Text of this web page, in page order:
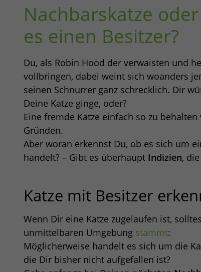
Nachbarskatze
es einen Besitzer?
Du, als Robin Hood der verwaisten und
vollbringen, dabei weint sich woanders
seinen Schnurrer ganz schrecklich. Dir
Deine Katze ginge, oder?
Eine fremde Katze einfach so zu
Gründen.
Aber woran erkennst Du, ob es sich um
handelt? – Gibt es überhaupt Indizien, die
Katze mit Besitzer
Wenn Dir eine Katze zugelaufen ist,
unmittelbaren Umgebung stammt:
Möglicherweise handelt es sich um die
die Dir bisher nicht aufgefallen ist?